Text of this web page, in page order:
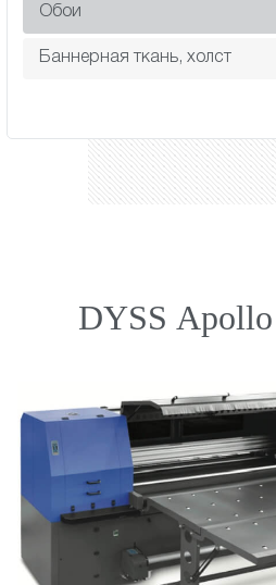
Обои
Баннерная ткань, холст
DYSS